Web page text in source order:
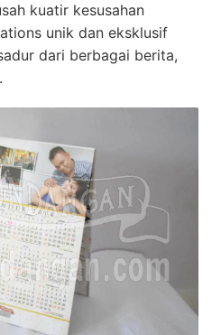
kuatir kesusahan
unik dan eksklusif
dari berbagai berita,